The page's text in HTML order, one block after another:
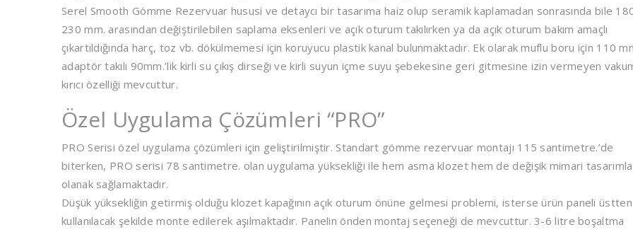
Serel Smooth Gömme Rezervuar hususi ve detaycı bir tasarıma haiz olup seramik kaplamadan sonrasında bile
230 mm. arasından değiştirilebilen saplama eksenleri ve açık oturum takılırken ya da açık oturum bakım amaçlı
çıkartıldığında harç, toz vb. dökülmemesi için koruyucu plastik kanal bulunmaktadır. Ek olarak muflu boru için 110
adaptör takılı 90mm.’lik kirli su çıkış dirseği ve kirli suyun içme suyu şebekesine geri gitmesine izin vermeyen
kırıcı özelliği mevcuttur.
Özel Uygulama Çözümleri “PRO”
PRO Serisi özel uygulama çözümleri için geliştirilmiştir. Standart gömme rezervuar montajı 115 santimetre.’de
biterken, PRO serisi 78 santimetre. olan uygulama yüksekliği ile hem asma klozet hem de değişik mimari
olanak sağlamaktadır.
Düşük yüksekliğin getirmiş olduğu klozet kapağının açık oturum önüne gelmesi problemi, isterse ürün paneli üstten
kullanılacak şekilde monte edilerek aşılmaktadır. Panelin önden montaj seçeneği de mevcuttur. 3-6 litre boşaltma